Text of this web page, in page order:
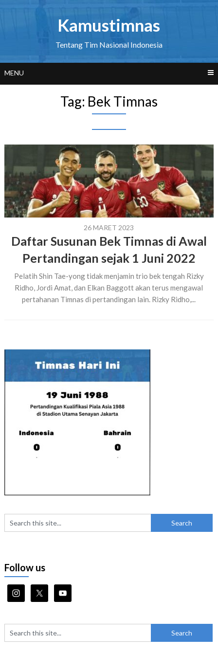
Kamustimnas
Tentang Tim Nasional Indonesia
MENU
Tag: Bek Timnas
26 MARET 2023
Daftar Susunan Bek Timnas di Awal
Pertandingan sejak 1 Juni 2022
Pelatih Shin Tae-yong tidak menjamin trio bek tengah Rizky
Ridho, Jordi Amat, dan Elkan Baggott akan terus mengawal
pertahanan Timnas di pertandingan lain. Rizky Ridho,...
Follow us